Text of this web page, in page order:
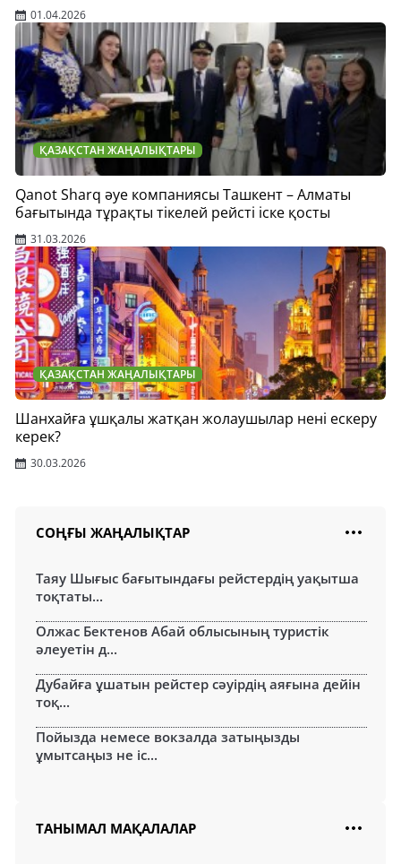
01.04.2026
ҚАЗАҚСТАН ЖАҢАЛЫҚТАРЫ
Qanot Sharq әуе компаниясы Ташкент – Алматы
бағытында тұрақты тікелей рейсті іске қосты
31.03.2026
ҚАЗАҚСТАН ЖАҢАЛЫҚТАРЫ
Шанхайға ұшқалы жатқан жолаушылар нені ескеру
керек?
30.03.2026
СОҢҒЫ ЖАҢАЛЫҚТАР
Таяу Шығыс бағытындағы рейстердің уақытша
тоқтаты...
Олжас Бектенов Абай облысының туристік
әлеуетін д...
Дубайға ұшатын рейстер сәуірдің аяғына дейін
тоқ...
Пойызда немесе вокзалда затыңызды
ұмытсаңыз не іс...
ТАНЫМАЛ МАҚАЛАЛАР